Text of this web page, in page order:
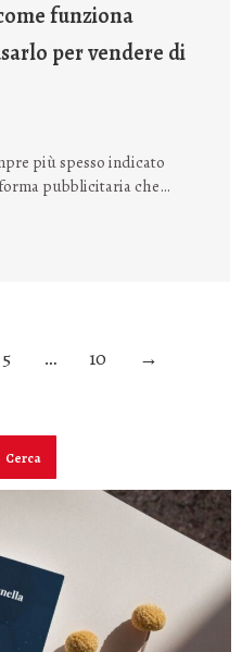
funziona
per vendere di
più spesso indicato
pubblicitaria che…
5 … 10 →
Cerca